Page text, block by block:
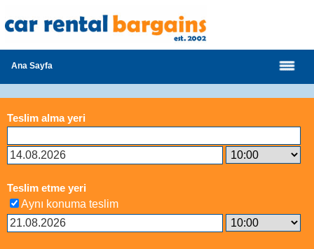
Ana Sayfa
Teslim alma yeri
Teslim etme yeri
Aynı konuma teslim